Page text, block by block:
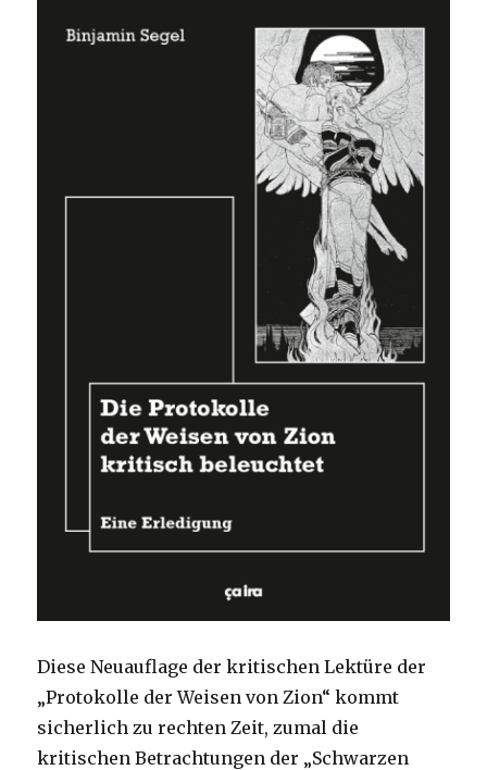
Diese Neuauflage der kritischen Lektüre der
„Protokolle der Weisen von Zion“ kommt
sicherlich zu rechten Zeit, zumal die
kritischen Betrachtungen der „Schwarzen